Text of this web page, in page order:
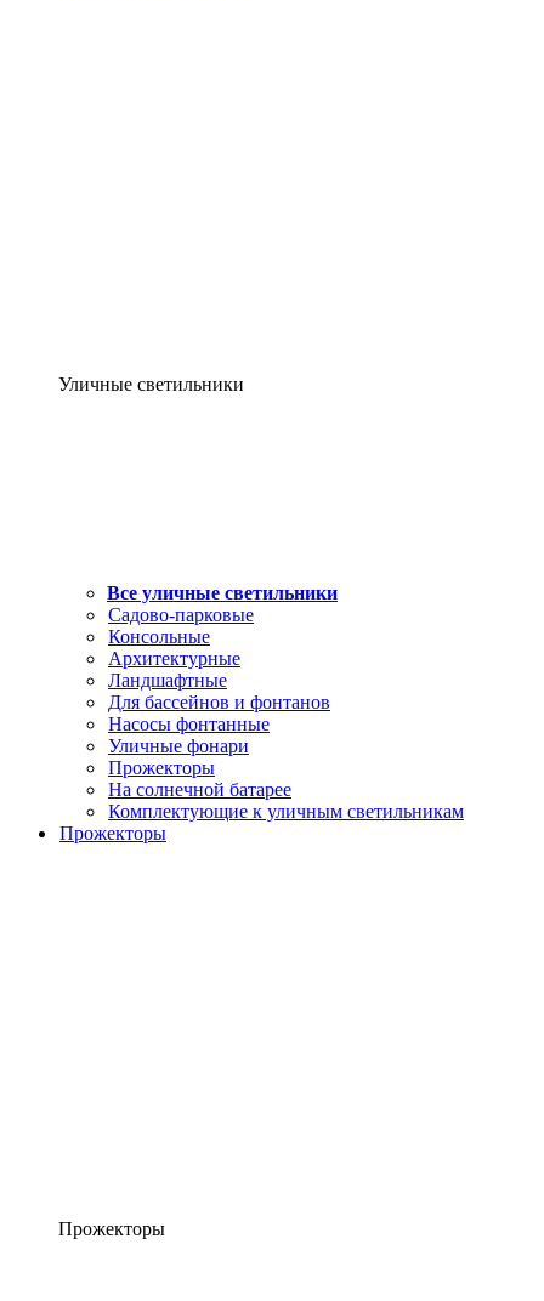
Уличные светильники
Все уличные светильники
Садово-парковые
Консольные
Архитектурные
Ландшафтные
Для бассейнов и фонтанов
Насосы фонтанные
Уличные фонари
Прожекторы
На солнечной батарее
Комплектующие к уличным светильникам
Прожекторы
Прожекторы